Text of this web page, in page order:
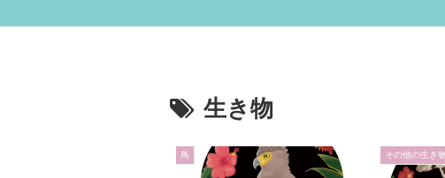
生き物
鳥 その他の生き物